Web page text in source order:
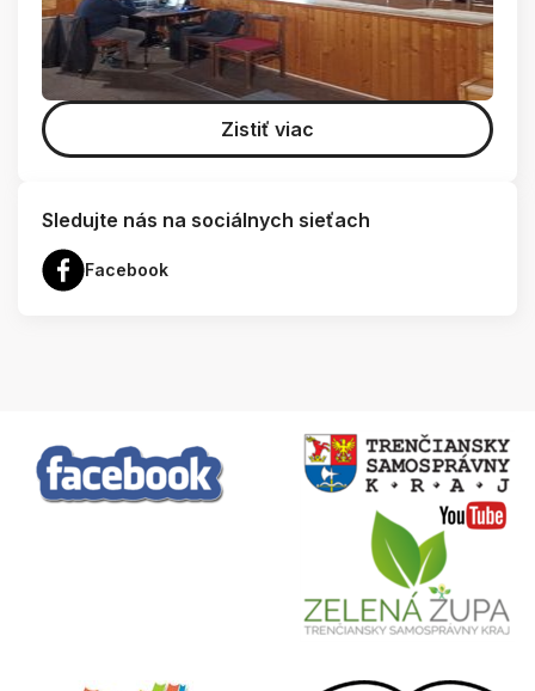
Zistiť viac
Sledujte nás na sociálnych sieťach
Facebook